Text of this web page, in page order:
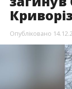
Опубліковано